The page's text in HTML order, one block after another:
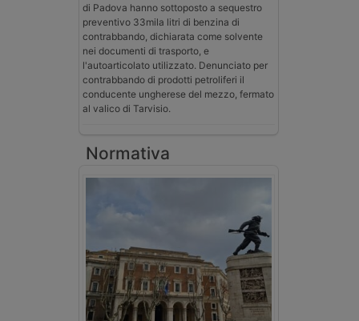
di Padova hanno sottoposto a sequestro
preventivo 33mila litri di benzina di
contrabbando, dichiarata come solvente
nei documenti di trasporto, e
l'autoarticolato utilizzato. Denunciato per
contrabbando di prodotti petroliferi il
conducente ungherese del mezzo, fermato
al valico di Tarvisio.
Normativa